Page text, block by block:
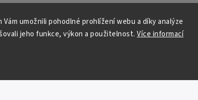
Vám umožnili pohodlné prohlížení webu a díky analýze
jeho funkce, výkon a použitelnost. Více informací